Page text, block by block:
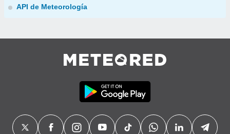
API de Meteorología